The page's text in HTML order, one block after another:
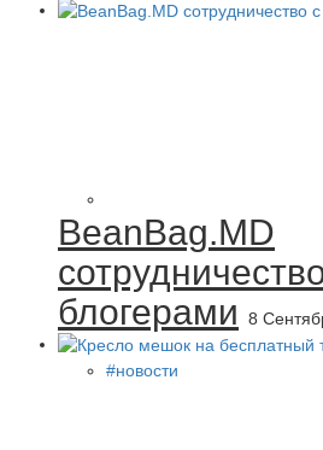
BeanBag.MD
блогерами
8
#новости